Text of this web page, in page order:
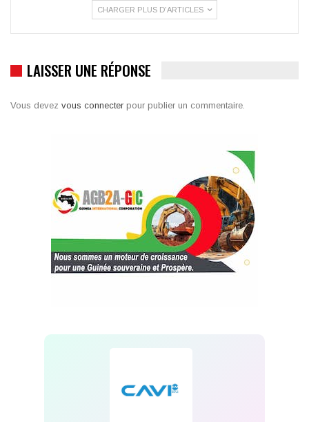
CHARGER PLUS D'ARTICLES
LAISSER UNE RÉPONSE
Vous devez vous connecter pour publier un commentaire.